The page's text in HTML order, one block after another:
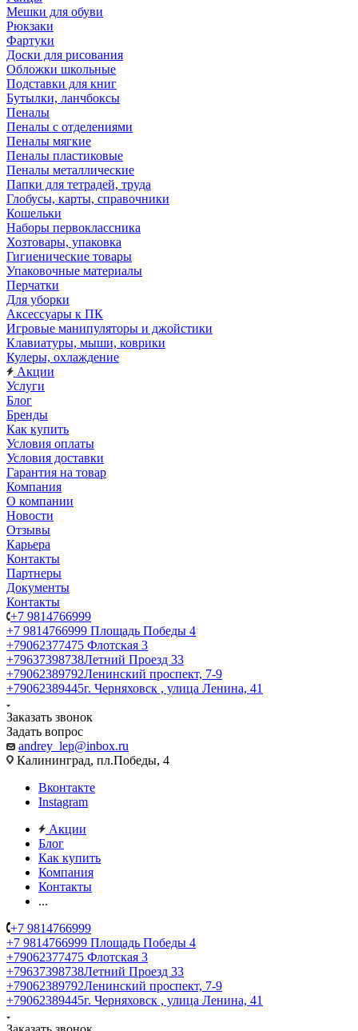
Мешки для обуви
Рюкзаки
Фартуки
Доски для рисования
Обложки школьные
Подставки для книг
Бутылки, ланчбоксы
Пеналы
Пеналы с отделениями
Пеналы мягкие
Пеналы пластиковые
Пеналы металлические
Папки для тетрадей, труда
Глобусы, карты, справочники
Кошельки
Наборы первоклассника
Хозтовары, упаковка
Гигиенические товары
Упаковочные материалы
Перчатки
Для уборки
Аксессуары к ПК
Игровые манипуляторы и джойстики
Клавиатуры, мыши, коврики
Кулеры, охлаждение
Акции
Услуги
Блог
Бренды
Как купить
Условия оплаты
Условия доставки
Гарантия на товар
Компания
О компании
Новости
Отзывы
Карьера
Контакты
Партнеры
Документы
Контакты
+7 9814766999
+7 9814766999 Площадь Победы 4
+79062377475 Флотская 3
+79637398738Летний Проезд 33
+79062389792Ленинский проспект, 7-9
+79062389445г. Черняховск , улица Ленина, 41
Заказать звонок
Задать вопрос
andrey_lep@inbox.ru
Калининград, пл.Победы, 4
Вконтакте
Instagram
Акции
Блог
Как купить
Компания
Контакты
...
+7 9814766999
+7 9814766999 Площадь Победы 4
+79062377475 Флотская 3
+79637398738Летний Проезд 33
+79062389792Ленинский проспект, 7-9
+79062389445г. Черняховск , улица Ленина, 41